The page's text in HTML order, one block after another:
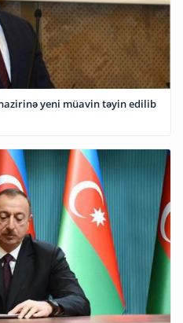
yeni müavin təyin edilib